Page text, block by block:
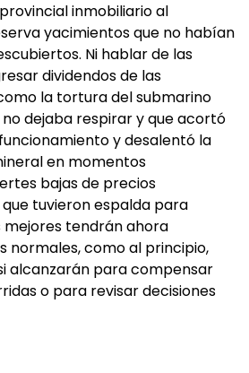
inmobiliario al
yacimientos que no habían
Ni hablar de las
dividendos de las
la tortura del submarino
no dejaba respirar y que acortó
y desalentó la
en momentos
bajas de precios
tuvieron espalda para
tendrán ahora
normales, como al principio,
alcanzarán para compensar
o para revisar decisiones